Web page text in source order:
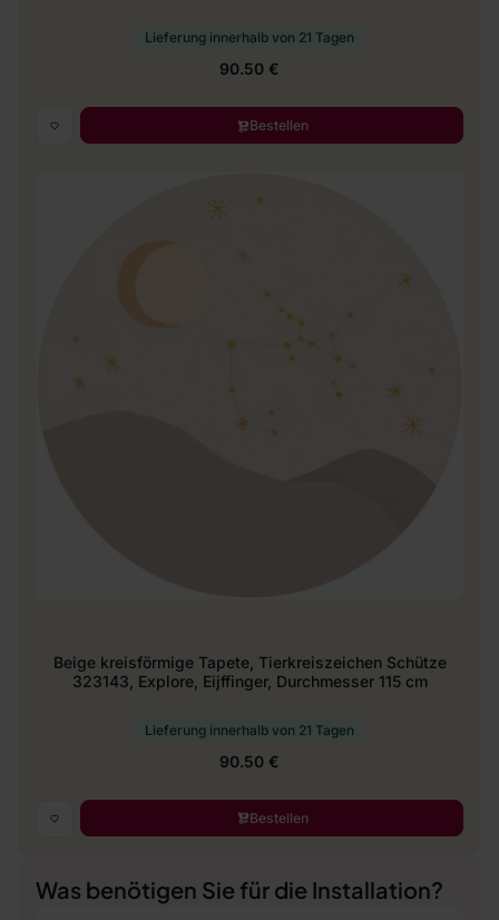
Lieferung innerhalb von 21 Tagen
90.50 €
Bestellen
Beige kreisförmige Tapete, Tierkreiszeichen Schütze
323143, Explore, Eijffinger, Durchmesser 115 cm
Lieferung innerhalb von 21 Tagen
90.50 €
Bestellen
Was benötigen Sie für die Installation?